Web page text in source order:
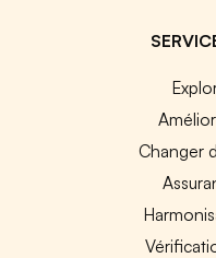
Changer